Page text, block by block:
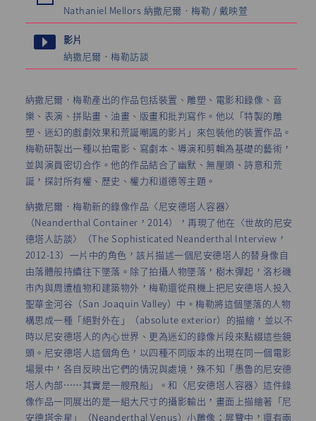
Nathaniel Mellors 納撒尼爾‧梅勒 / 戴映萱
影片
納撒尼爾．梅勒訪談
納撒尼爾．梅勒產出的作品包括裝置、雕塑、電影和錄像、音
樂、表演、拼貼畫、油畫、版畫和批判寫作。他以「特製的雕
塑、迷幻的戲劇效果和荒誕嘲諷的影片」來包裝他的裝置作品。
梅勒研製出一種以拍電影、寫劇本、導演和剪輯為基礎的藝術，
並與演員密切合作。他的作品結合了幽默、無厘頭、詩意和荒
誕，探討所有權、歷史、權力和道德等主題。
納撒尼爾．梅勒新的錄像作品〈尼安德塔人容器〉
（Neanderthal Container，2014），再現了他在〈世故的尼安
德塔人訪談〉（The Sophisticated Neanderthal Interview，
2012-13）一片中的角色，該片描述一個尼安德塔人的替身像自
由落體般持續往下墜落。除了拍攝人物墜落，樹木彈起，洛杉磯
市內與周遭植物和建築物外，梅勒還從飛機上把尼安德塔人投入
聖華金河谷（San Joaquin Valley）中。梅勒將這個墜落的人物
構思成一種「絕對外在」（absolute exterior）的描繪，並以不
時以尼安德塔人的內心世界、更為迷幻的錄像片段來點綴這些鏡
頭。尼安德塔人這個角色，以四種不同版本的出現在同一個電影
場景中，各自反映出它們的情況與處境，殊不知「愚魯的尼安德
塔人內部⋯⋯其實是一艘飛船」。和〈尼安德塔人容器〉這件錄
像作品一同展出的是一組大尺寸的攝影輸出，畫面上描繪著「尼
安德塔金星」（Neanderthal Venus）小雕像；展覽中，還有兩